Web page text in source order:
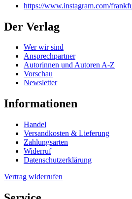
https://www.instagram.com/
Der Verlag
Wer wir sind
Ansprechpartner
Autorinnen und Autoren A-Z
Vorschau
Newsletter
Informationen
Handel
Versandkosten & Lieferung
Zahlungsarten
Widerruf
Datenschutzerklärung
Vertrag widerrufen